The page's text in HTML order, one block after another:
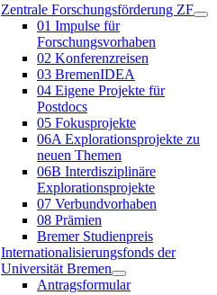
Zentrale Forschungsförderung ZF
01 Impulse für
Forschungsvorhaben
02 Konferenzreisen
03 BremenIDEA
04 Eigene Projekte für
Postdocs
05 Fokusprojekte
06A Explorationsprojekte zu
neuen Themen
06B Interdisziplinäre
Explorationsprojekte
07 Verbundvorhaben
08 Prämien
Bremer Studienpreis
Internationalisierungsfonds der
Universität Bremen
Antragsformular